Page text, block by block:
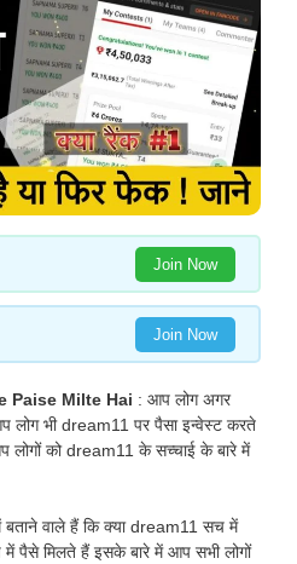
Join Now
Join Now
Paise Milte Hai : आप लोग अगर
लोग भी dream11 पर पैसा इन्वेस्ट करते
को dream11 के सच्चाई के बारे में
बताने वाले हैं कि क्या dream11 सच में
पैसे मिलते हैं इसके बारे में आप सभी लोगों